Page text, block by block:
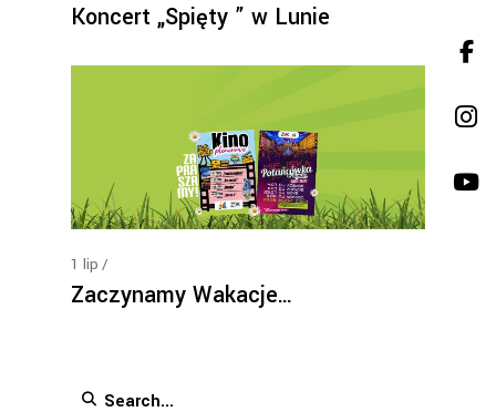
Koncert „Spięty ” w Lunie
1 lip
Zaczynamy Wakacje…
Search